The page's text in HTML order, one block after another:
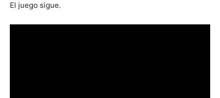
El juego sigue.